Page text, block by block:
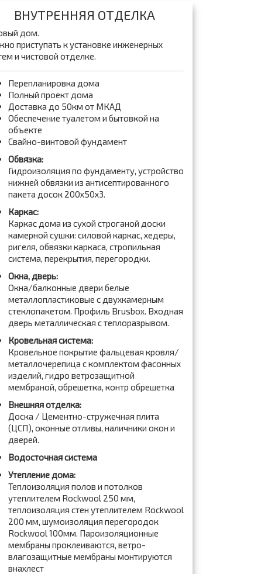
ВНУТРЕННЯЯ ОТДЕЛКА
дом.
приступать к установке инженерных
и чистовой отделке.
Перепланировка дома
Полный проект дома
Доставка до 50км от МКАД
Обеспечение туалетом и бытовкой на
объекте
Свайно-винтовой фундамент
Обвязка:
Гидроизоляция по фундаменту, устройство
нижней обвязки из антисептированного
пакета досок 200x50x3.
Каркас:
Каркас дома из сухой строганой доски
камерной сушки: силовой каркас, хедеры,
ригеля, обвязки каркаса, стропильная
система, перекрытия, перегородки.
Окна, дверь:
Окна/балконные двери белые
металлопластиковые с двухкамерным
стеклопакетом. Профиль Brusbox. Входная
дверь металлическая с теплоразрывом.
Кровельная система:
Кровельное покрытие фальцевая кровля/
металлочерепица с комплектом фасонных
изделий, гидро ветрозащитной
мембраной, обрешетка, контр обрешетка
Внешняя отделка:
Доска / Цементно-стружечная плита
(ЦСП), оконные отливы, наличники окон и
дверей.
Водосточная система
Утепление дома:
Теплоизоляция полов и потолков
утеплителем Rockwool 250 мм,
теплоизоляция стен утеплителем Rockwool
200 мм, шумоизоляция перегородок
Rockwool 100мм. Пароизоляционные
мембраны проклеиваются, ветро-
влагозащитные мембраны монтируются
внахлест